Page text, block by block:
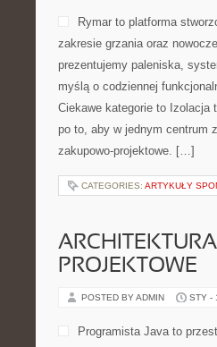
Rymar to platforma
zakresie grzania oraz
prezentujemy paleniska,
myślą o codziennej
Ciekawe kategorie to Izolacja
po to, aby w jednym centrum
zakupowo-projektowe. […]
CATEGORIES: ARTYKUŁY
PROJEKTOWE
POSTED BY ADMIN STY -
Programista Java to